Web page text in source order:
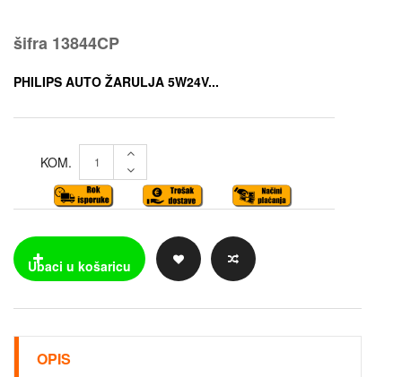
šifra 13844CP
PHILIPS AUTO ŽARULJA 5W24V...
KOM.
OPIS